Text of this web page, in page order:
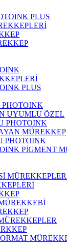
PLUS
PLUS
UYUMLU ÖZEL
PHOTOINK
MÜREKKEP
PHOTOINK
PİGMENT